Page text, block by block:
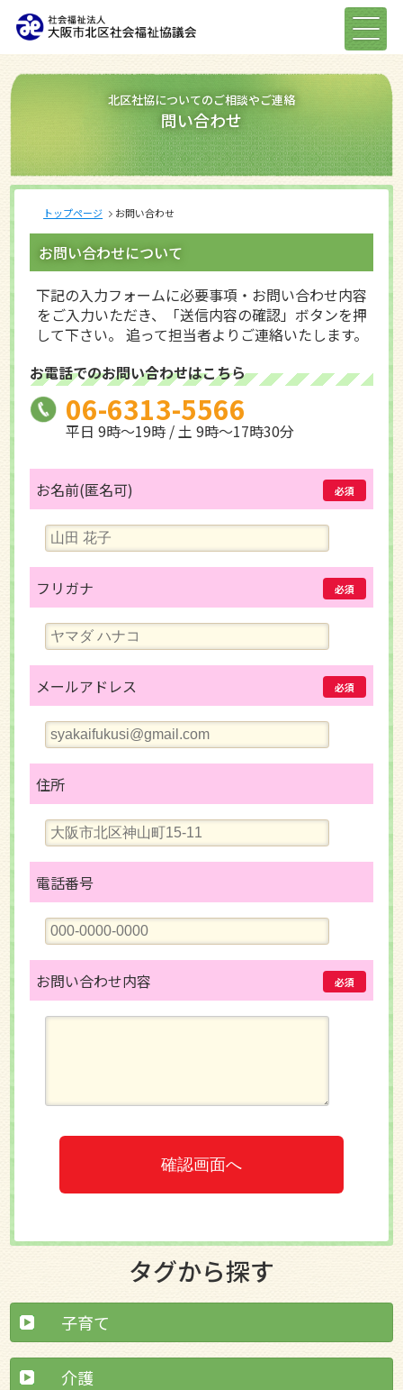
北区社協についてのご相談やご連絡
問い合わせ
トップページ お問い合わせ
お問い合わせについて
下記の入力フォームに必要事項・お問い合わせ内容
をご入力いただき、「送信内容の確認」ボタンを押
して下さい。 追って担当者よりご連絡いたします。
お電話でのお問い合わせはこちら
06-6313-5566
平日 9時～19時 / 土 9時～17時30分
お名前(匿名可) 必須
フリガナ 必須
メールアドレス 必須
住所
電話番号
お問い合わせ内容 必須
タグから探す
子育て
介護